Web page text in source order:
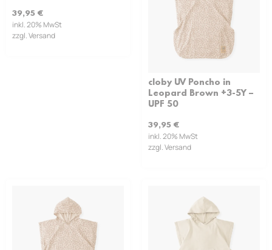
39,95 €
inkl. 20% MwSt
zzgl. Versand
cloby UV Poncho in
Leopard Brown +3-5Y –
UPF 50
39,95 €
inkl. 20% MwSt
zzgl. Versand